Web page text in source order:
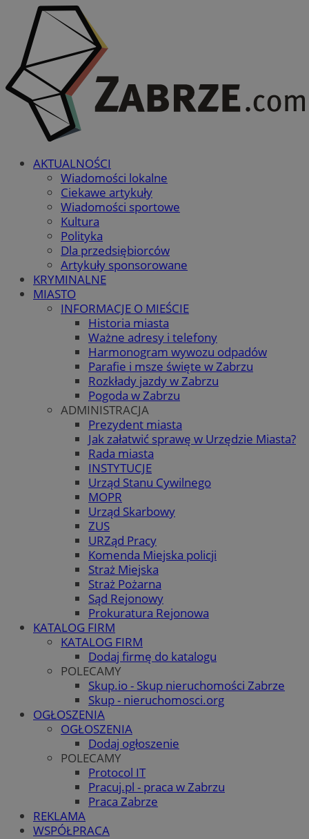
AKTUALNOŚCI
Wiadomości lokalne
Ciekawe artykuły
Wiadomości sportowe
Kultura
Polityka
Dla przedsiębiorców
Artykuły sponsorowane
KRYMINALNE
MIASTO
INFORMACJE O MIEŚCIE
Historia miasta
Ważne adresy i telefony
Harmonogram wywozu odpadów
Parafie i msze święte w Zabrzu
Rozkłady jazdy w Zabrzu
Pogoda w Zabrzu
ADMINISTRACJA
Prezydent miasta
Jak załatwić sprawę w Urzędzie Miasta?
Rada miasta
INSTYTUCJE
Urząd Stanu Cywilnego
MOPR
Urząd Skarbowy
ZUS
URZąd Pracy
Komenda Miejska policji
Straż Miejska
Straż Pożarna
Sąd Rejonowy
Prokuratura Rejonowa
KATALOG FIRM
KATALOG FIRM
Dodaj firmę do katalogu
POLECAMY
Skup.io - Skup nieruchomości Zabrze
Skup - nieruchomosci.org
OGŁOSZENIA
OGŁOSZENIA
Dodaj ogłoszenie
POLECAMY
Protocol IT
Pracuj.pl - praca w Zabrzu
Praca Zabrze
REKLAMA
WSPÓŁPRACA